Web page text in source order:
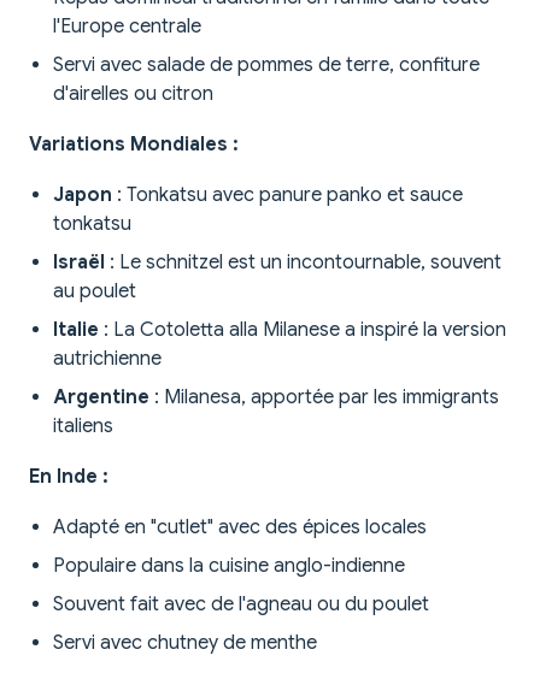
l'Europe centrale
Servi avec salade de pommes de terre, confiture
d'airelles ou citron
Variations Mondiales :
Japon : Tonkatsu avec panure panko et sauce
tonkatsu
Israël : Le schnitzel est un incontournable, souvent
au poulet
Italie : La Cotoletta alla Milanese a inspiré la version
autrichienne
Argentine : Milanesa, apportée par les immigrants
italiens
En Inde :
Adapté en "cutlet" avec des épices locales
Populaire dans la cuisine anglo-indienne
Souvent fait avec de l'agneau ou du poulet
Servi avec chutney de menthe